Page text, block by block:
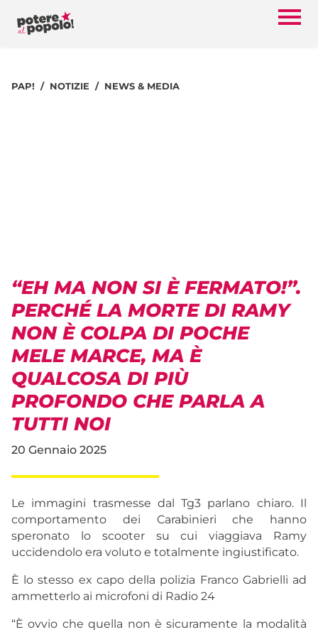
PAP! NOTIZIE NEWS & MEDIA
“EH MA NON SI È FERMATO!”.
PERCHÉ LA MORTE DI RAMY
NON È COLPA DI POCHE
MELE MARCE, MA È
QUALCOSA DI PIÙ
PROFONDO CHE PARLA A
TUTTI NOI
20 Gennaio 2025
Le immagini trasmesse dal Tg3 parlano chiaro. Il
comportamento dei Carabinieri che hanno
speronato lo scooter su cui viaggiava Ramy
uccidendolo era voluto e totalmente ingiustificato.
È lo stesso ex capo della polizia Franco Gabrielli ad
ammetterlo ai microfoni di Radio 24
“È ovvio che quella non è sicuramente la modalità